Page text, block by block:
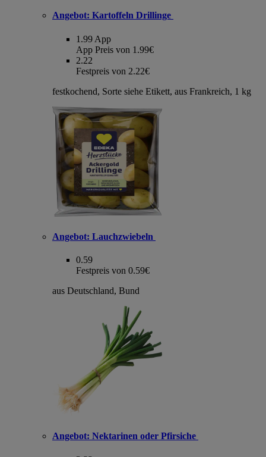
Angebot: Kartoffeln Drillinge
1.99 App
App Preis von 1.99€
2.22
Festpreis von 2.22€
festkochend, Sorte siehe Etikett, aus Frankreich, 1 kg
Angebot: Lauchzwiebeln
0.59
Festpreis von 0.59€
aus Deutschland, Bund
Angebot: Nektarinen oder Pfirsiche